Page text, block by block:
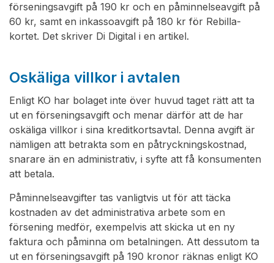
förseningsavgift på 190 kr och en påminnelseavgift på
60 kr, samt en inkassoavgift på 180 kr för Rebilla-
kortet. Det skriver Di Digital i en artikel.
Oskäliga villkor i avtalen
Enligt KO har bolaget inte över huvud taget rätt att ta
ut en förseningsavgift och menar därför att de har
oskäliga villkor i sina kreditkortsavtal. Denna avgift är
nämligen att betrakta som en påtryckningskostnad,
snarare än en administrativ, i syfte att få konsumenten
att betala.
Påminnelseavgifter tas vanligtvis ut för att täcka
kostnaden av det administrativa arbete som en
försening medför, exempelvis att skicka ut en ny
faktura och påminna om betalningen. Att dessutom ta
ut en förseningsavgift på 190 kronor räknas enligt KO